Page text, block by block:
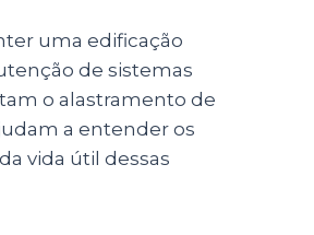
uma edificação
de sistemas
o alastramento de
a entender os
vida útil dessas